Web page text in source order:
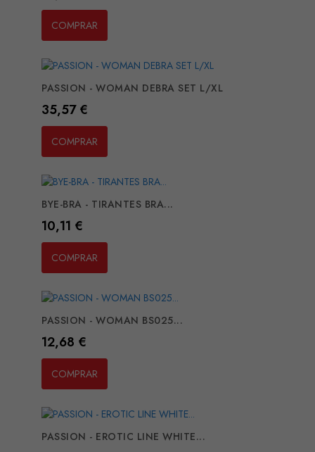
COMPRAR
PASSION - WOMAN DEBRA SET L/XL
Preço
35,57 €
COMPRAR
BYE-BRA - TIRANTES BRA...
Preço
10,11 €
COMPRAR
PASSION - WOMAN BS025...
Preço
12,68 €
COMPRAR
PASSION - EROTIC LINE WHITE...